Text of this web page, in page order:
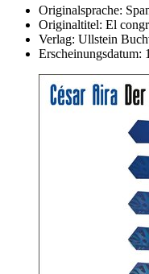
Originalsprache:
Originaltitel: El
Verlag: Ullstein
Erscheinungsdatum: